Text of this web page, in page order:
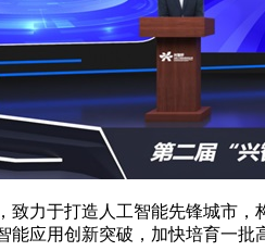
力于打造人工智能先锋城市
应用创新突破，加快培育一